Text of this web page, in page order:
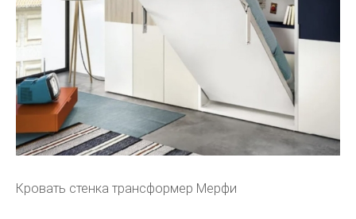
Кровать стенка трансформер Мерфи